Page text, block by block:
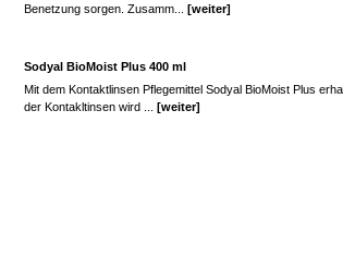
Benetzung sorgen. Zusamm...
[weiter]
Sodyal BioMoist Plus 400 ml
Mit dem Kontaktlinsen Pflegemittel Sodyal BioMoist Plus
der Kontakltinsen wird ...
[weiter]